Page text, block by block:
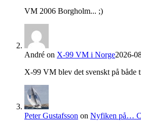
VM 2006 Borgholm... ;)
André on X-99 VM i Norge2026-
X-99 VM blev det svenskt på både
Peter Gustafsson on Nyfiken på…